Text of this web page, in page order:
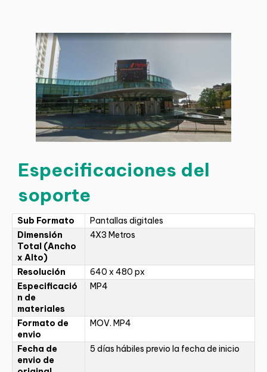
Especificaciones del
soporte
Sub Formato
Pantallas digitales
Dimensión
Total (Ancho
x Alto)
4X3 Metros
Resolución
640 x 480 px
Especificació
n de
materiales
MP4
Formato de
envio
MOV. MP4
Fecha de
envio de
5 días hábiles previo la fecha de inicio